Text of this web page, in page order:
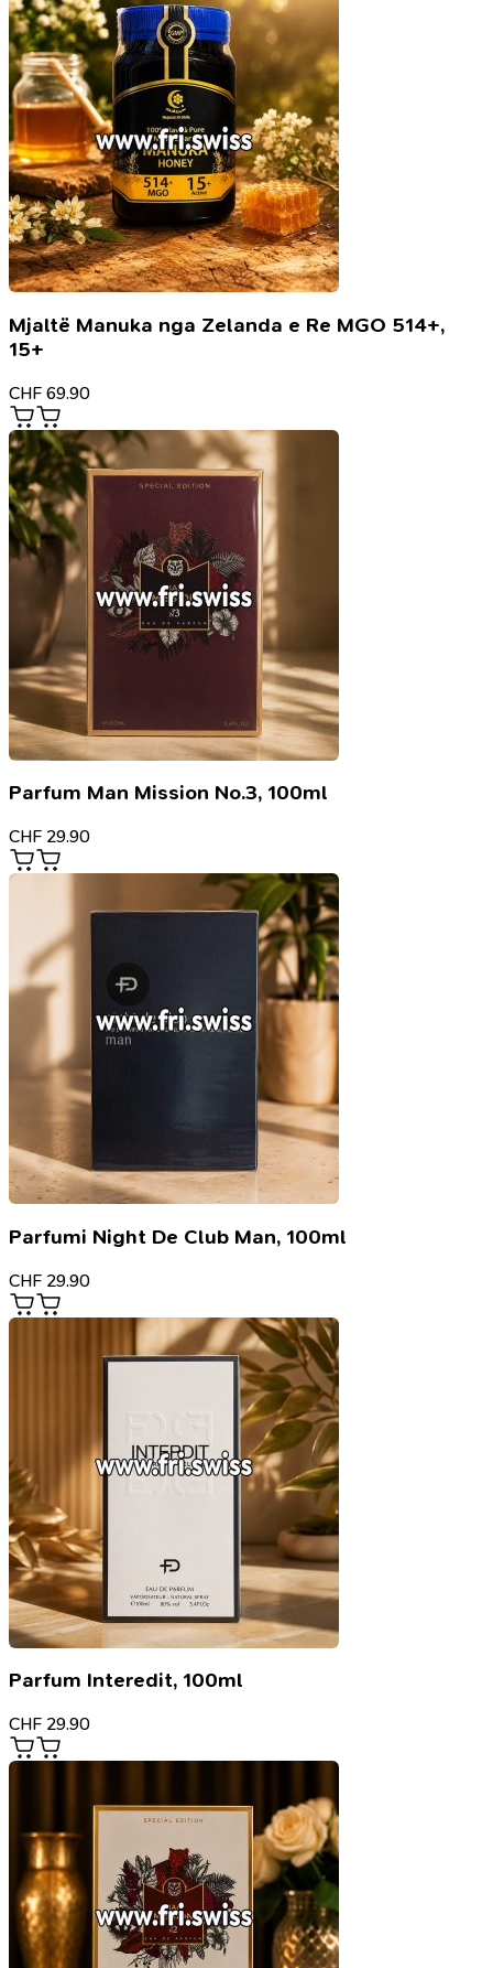
Mjaltë Manuka nga Zelanda e Re MGO 514+,
15+
CHF 69.90
Parfum Man Mission No.3, 100ml
CHF 29.90
Parfumi Night De Club Man, 100ml
CHF 29.90
Parfum Interedit, 100ml
CHF 29.90